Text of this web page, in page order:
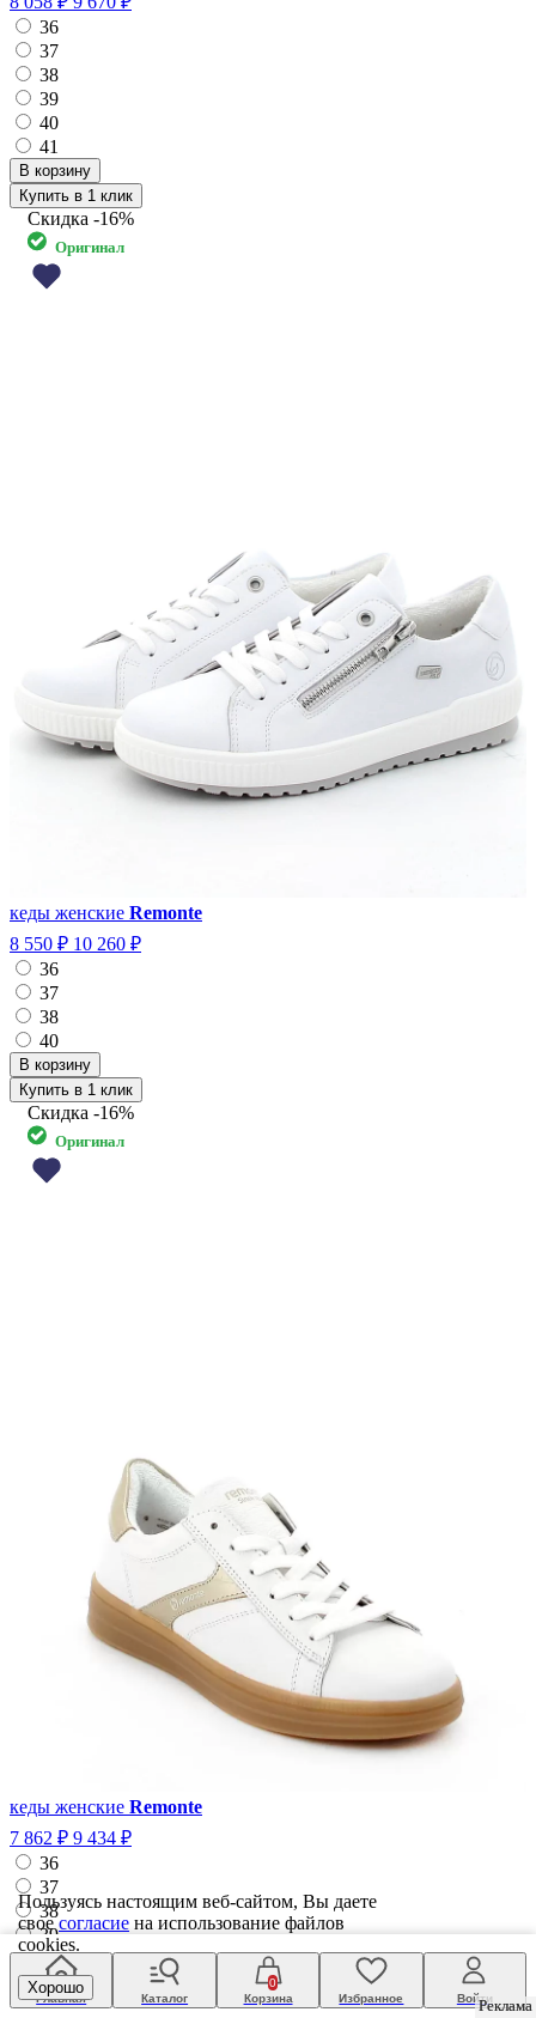
Реклама
Реклама
36
37
38
39
40
41
Купить в 1 клик
Скидка -16%
Оригинал
кеды женские Remonte
8 550 ₽ 10 260 ₽
36
37
38
40
Купить в 1 клик
Скидка -16%
Оригинал
кеды женские Remonte
7 862 ₽ 9 434 ₽
36
37
38
39
40
41
Главная Каталог
0
Корзина
Избранное Войти
Пользуясь настоящим веб-сайтом, Вы даете
своесогласие на использование файлов
cookies.
Хорошо